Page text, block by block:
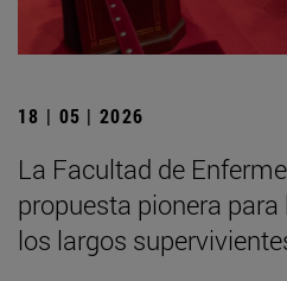
18 | 05 | 2026
La Facultad de
propuesta pionera
los largos